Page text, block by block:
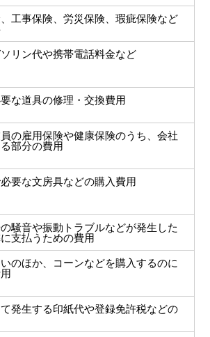
工事保険、労災保険、瑕疵保険など
リン代や携帯電話料金など
な道具の修理・交換費用
の雇用保険や健康保険のうち、会社
部分の費用
要な文房具などの購入費用
騒音や振動トラブルなどが発生した
支払うための費用
のほか、コーンなどを購入するのに
発生する印紙代や登録免許税などの